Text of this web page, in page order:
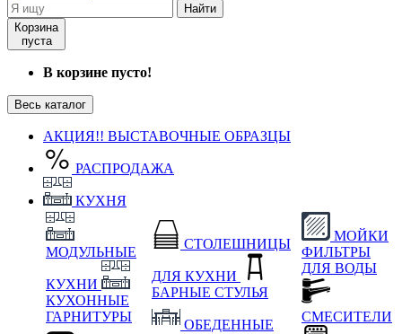
Найти
Корзина
пуста
В корзине пусто!
Весь каталог
АКЦИЯ!! ВЫСТАВОЧНЫЕ ОБРАЗЦЫ
РАСПРОДАЖА
КУХНЯ
МОДУЛЬНЫЕ
КУХНИ
КУХОННЫЕ
ГАРНИТУРЫ
СТОЛЕШНИЦЫ
ДЛЯ КУХНИ
БАРНЫЕ СТУЛЬЯ
ОБЕДЕННЫЕ
МОЙКИ
ФИЛЬТРЫ
ДЛЯ ВОДЫ
СМЕСИТЕЛИ